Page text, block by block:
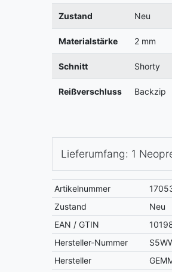
Zustand Neu
Materialstärke 2 mm
Schnitt Shorty
Reißverschluss Backzip
Lieferumfang: 1
Artikelnummer
Zustand
Neu
EAN / GTIN
Hersteller-Nummer
Hersteller